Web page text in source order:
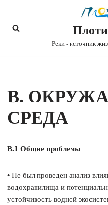
Перейти
Реки - источник
В.
СРЕДА
В.1 Общие проблемы
• Не был проведен анализ
водохранилища и
устойчивость водной